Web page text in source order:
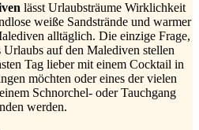
lässt Urlaubsträume Wirklichkeit
weiße Sandstrände und warmer
alltäglich. Die einzige Frage,
auf den Malediven stellen
Tag lieber mit einem Cocktail in
möchten oder eines der vielen
Schnorchel- oder Tauchgang
werden.